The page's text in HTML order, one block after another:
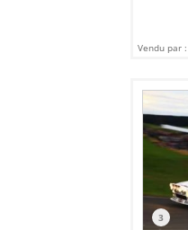
Vendu par
3